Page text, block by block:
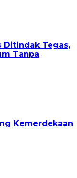
Ditindak Tegas,
Tanpa
Kemerdekaan